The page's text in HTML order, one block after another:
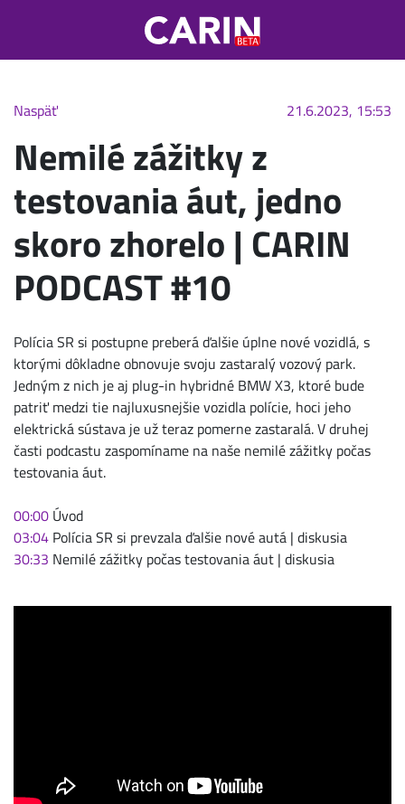
Naspäť 21.6.2023, 15:53
Nemilé zážitky z
testovania áut, jedno
skoro zhorelo | CARIN
PODCAST #10
Polícia SR si postupne preberá ďalšie úplne nové vozidlá, s
ktorými dôkladne obnovuje svoju zastaralý vozový park.
Jedným z nich je aj plug-in hybridné BMW X3, ktoré bude
patriť medzi tie najluxusnejšie vozidla polície, hoci jeho
elektrická sústava je už teraz pomerne zastaralá. V druhej
časti podcastu zaspomíname na naše nemilé zážitky počas
testovania áut.
00:00 Úvod
03:04 Polícia SR si prevzala ďalšie nové autá | diskusia
30:33 Nemilé zážitky počas testovania áut | diskusia